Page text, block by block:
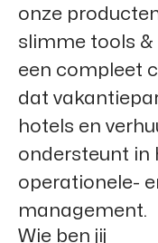
onze
slimme tools &
een compleet
dat
hotels en
ondersteunt in
operationele-
management.
Wie ben jij